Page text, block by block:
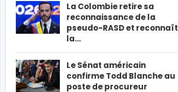
La Colombie retire sa
reconnaissance de la
pseudo-RASD et reconnaît
la…
Le Sénat américain
confirme Todd Blanche au
poste de procureur